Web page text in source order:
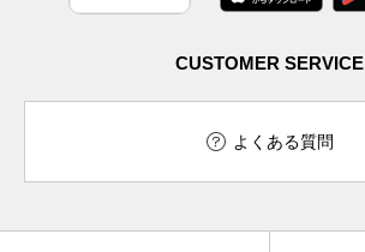
CUSTOMER SERVICE
よくある質問